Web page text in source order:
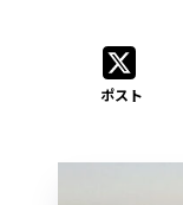
ポスト